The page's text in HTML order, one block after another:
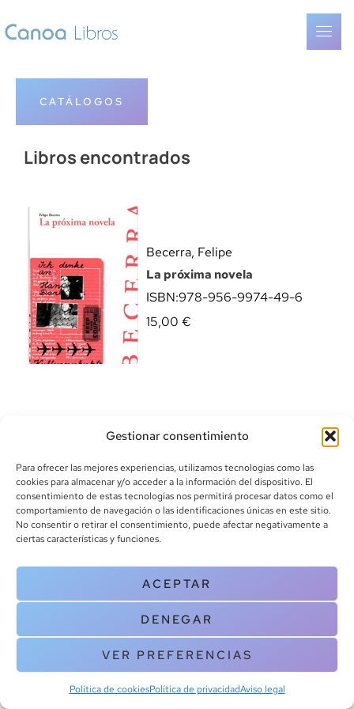
Gestionar consentimiento
Para ofrecer las mejores experiencias, utilizamos tecnologías como las
cookies para almacenar y/o acceder a la información del dispositivo. El
consentimiento de estas tecnologías nos permitirá procesar datos como el
comportamiento de navegación o las identificaciones únicas en este sitio.
No consentir o retirar el consentimiento, puede afectar negativamente a
ciertas características y funciones.
ACEPTAR
DENEGAR
VER PREFERENCIAS
Política de cookiesPolítica de privacidadAviso legal
CATÁLOGOS
Libros encontrados
Becerra, Felipe
La próxima novela
ISBN:978-956-9974-49-6
15,00 €
info@canoalibros.com
pedidos@canoalibros.com
+34 934 242 391
CONTACTO
Copyright © 2025 Canoa Libros. All Rights Reserved |
cookies
| Aviso legal